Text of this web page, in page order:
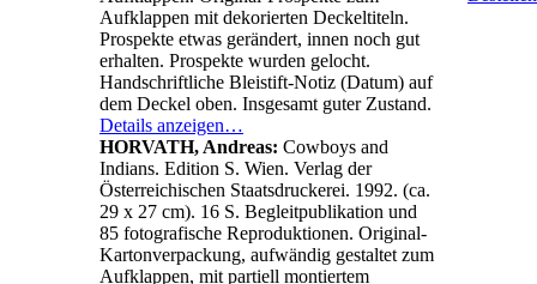
Aufklappen mit dekorierten Deckeltiteln.
Prospekte etwas gerändert, innen noch gut
erhalten. Prospekte wurden gelocht.
Handschriftliche Bleistift-Notiz (Datum) auf
dem Deckel oben. Insgesamt guter Zustand.
Details anzeigen…
HORVATH, Andreas: Cowboys and
Indians. Edition S. Wien. Verlag der
Österreichischen Staatsdruckerei. 1992. (ca.
29 x 27 cm). 16 S. Begleitpublikation und
85 fotografische Reproduktionen. Original-
Kartonverpackung, aufwändig gestaltet zum
Aufklappen, mit partiell montiertem